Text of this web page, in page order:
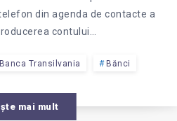
din agenda de contacte a
contului…
Banca Transilvania Bănci
mai mult